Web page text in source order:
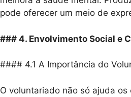
pode oferecer um meio de
### 4. Envolvimento Social e
#### 4.1 A Importância do
O voluntariado não só ajuda